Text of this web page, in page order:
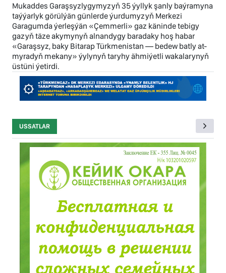
Mukaddes Garaşsyzlygymyzyň 35 ýyllyk şanly baýramyna
taýýarlyk görülýän günlerde ýurdumyzyň Merkezi
Garagumda ýerleşýän «Çemmerli» gaz käninde tebigy
gazyň täze akymynyň alnandygy baradaky hoş habar
«Garaşsyz, baky Bitarap Türkmenistan — bedew batly at-
myradyň mekany» ýylynyň taryhy ähmiýetli wakalarynyň
üstüni ýetirdi.
USSATLAR